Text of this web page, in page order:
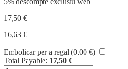
17,50 €
16,63 €
Embolicar per a regal (0,00 €)
Total Payable: 17,50 €